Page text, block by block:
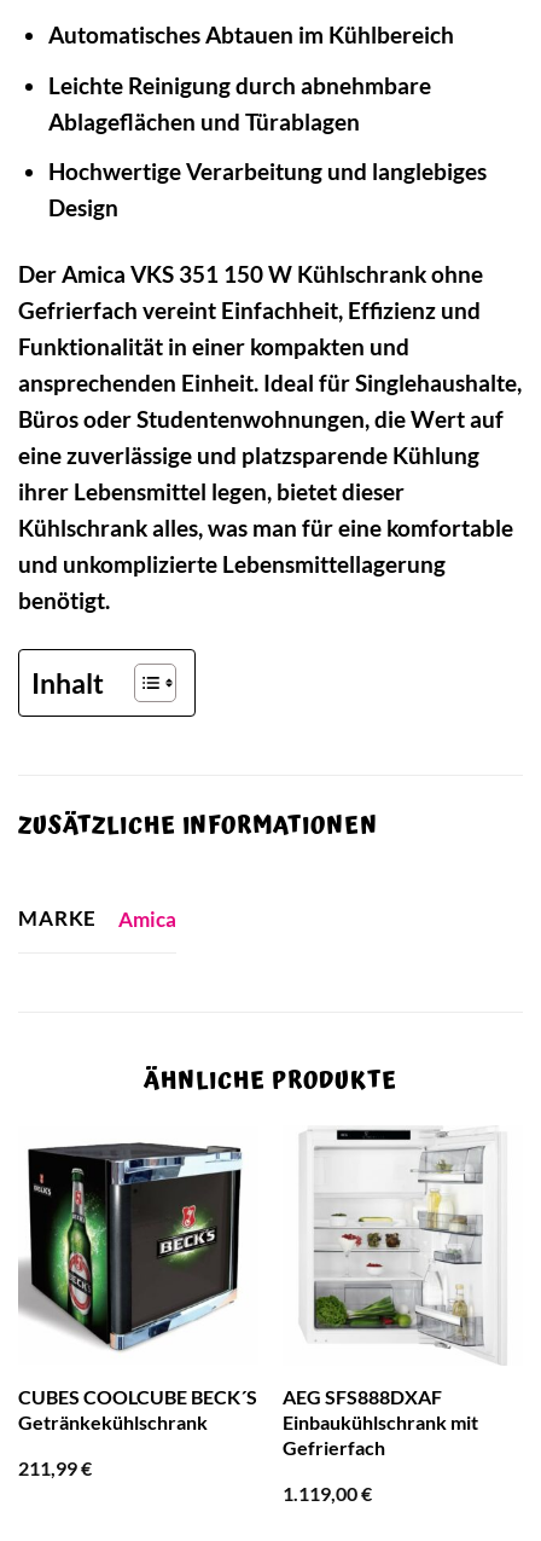
Automatisches Abtauen im Kühlbereich
Leichte Reinigung durch abnehmbare
Ablageflächen und Türablagen
Hochwertige Verarbeitung und langlebiges
Design
Der Amica VKS 351 150 W Kühlschrank ohne
Gefrierfach vereint Einfachheit, Effizienz und
Funktionalität in einer kompakten und
ansprechenden Einheit. Ideal für Singlehaushalte,
Büros oder Studentenwohnungen, die Wert auf
eine zuverlässige und platzsparende Kühlung
ihrer Lebensmittel legen, bietet dieser
Kühlschrank alles, was man für eine komfortable
und unkomplizierte Lebensmittellagerung
benötigt.
Inhalt
ZUSÄTZLICHE INFORMATIONEN
MARKE Amica
ÄHNLICHE PRODUKTE
CUBES COOLCUBE BECK´S
Getränkekühlschrank
211,99€
AEG SFS888DXAF
Einbaukühlschrank mit
Gefrierfach
1.119,00€